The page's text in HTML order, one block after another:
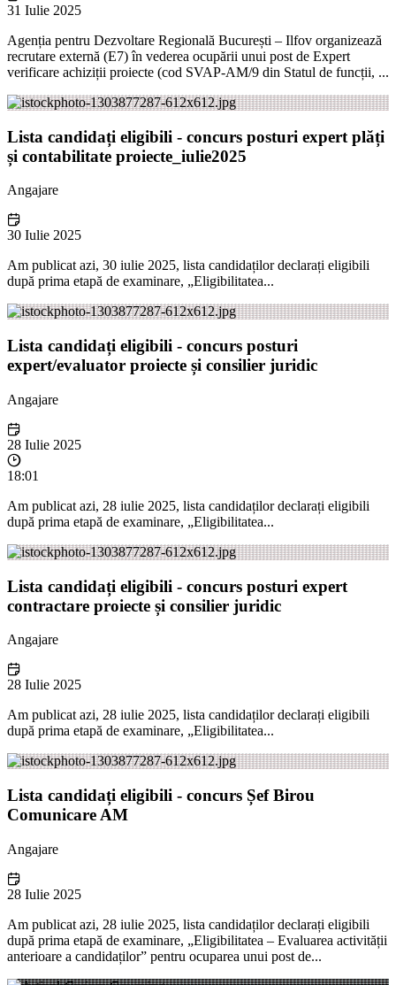
31 Iulie 2025
Agenția pentru Dezvoltare Regională București – Ilfov organizează
recrutare externă (E7) în vederea ocupării unui post de Expert
verificare achiziții proiecte (cod SVAP-AM/9 din Statul de funcții, ...
Lista candidați eligibili - concurs posturi expert plăți
și contabilitate proiecte_iulie2025
Angajare
30 Iulie 2025
Am publicat azi, 30 iulie 2025, lista candidaților declarați eligibili
după prima etapă de examinare, „Eligibilitatea...
Lista candidați eligibili - concurs posturi
expert/evaluator proiecte și consilier juridic
Angajare
28 Iulie 2025
18:01
Am publicat azi, 28 iulie 2025, lista candidaților declarați eligibili
după prima etapă de examinare, „Eligibilitatea...
Lista candidați eligibili - concurs posturi expert
contractare proiecte și consilier juridic
Angajare
28 Iulie 2025
Am publicat azi, 28 iulie 2025, lista candidaților declarați eligibili
după prima etapă de examinare, „Eligibilitatea...
Lista candidați eligibili - concurs Șef Birou
Comunicare AM
Angajare
28 Iulie 2025
Am publicat azi, 28 iulie 2025, lista candidaților declarați eligibili
după prima etapă de examinare, „Eligibilitatea – Evaluarea activității
anterioare a candidaților” pentru ocuparea unui post de...